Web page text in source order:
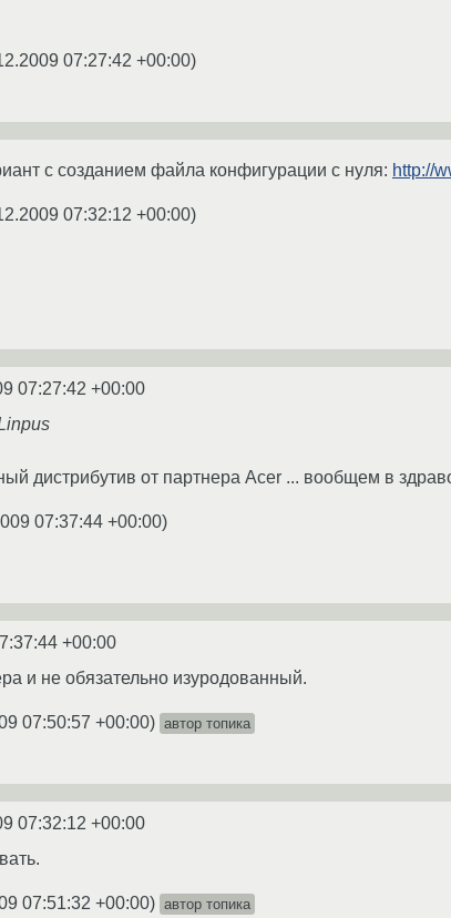
07:27:42 +00:00)
с созданием файла конфигурации с нуля: http://
07:32:12 +00:00)
07:27:42 +00:00
дистрибутив от партнера Acer ... вообщем в
07:37:44 +00:00)
+00:00
и не обязательно изуродованный.
07:50:57 +00:00) автор топика
07:32:12 +00:00
07:51:32 +00:00) автор топика